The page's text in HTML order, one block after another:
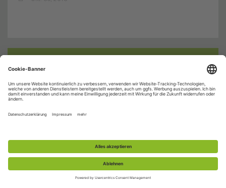
© 2015-2026 Schützenverein Bohlsbach e.V. |
Impressum